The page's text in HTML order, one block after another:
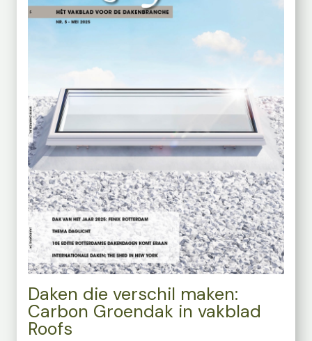
Daken die verschil maken:
Carbon Groendak in vakblad
Roofs